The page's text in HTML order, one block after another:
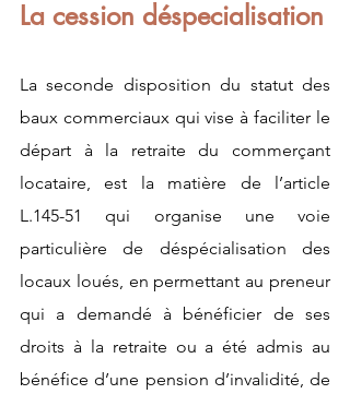
La seconde disposition du statut des
baux commerciaux qui vise à faciliter le
départ à la retraite du commerçant
locataire, est la matière de l’article
L.145-51 qui organise une voie
particulière de déspécialisation des
locaux loués, en permettant au preneur
qui a demandé à bénéficier de ses
droits à la retraite ou a été admis au
bénéfice d’une pension d’invalidité, de